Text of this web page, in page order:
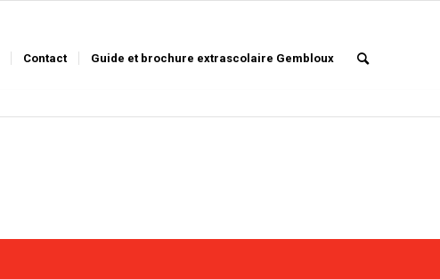
Contact Guide et brochure extrascolaire Gembloux